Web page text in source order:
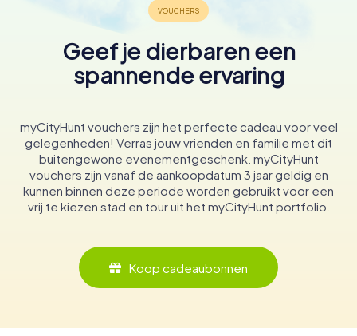
Geef je dierbaren een
spannende ervaring
myCityHunt vouchers zijn het perfecte cadeau voor veel
gelegenheden! Verras jouw vrienden en familie met dit
buitengewone evenementgeschenk. myCityHunt
vouchers zijn vanaf de aankoopdatum 3 jaar geldig en
kunnen binnen deze periode worden gebruikt voor een
vrij te kiezen stad en tour uit het myCityHunt portfolio.
Koop cadeaubonnen